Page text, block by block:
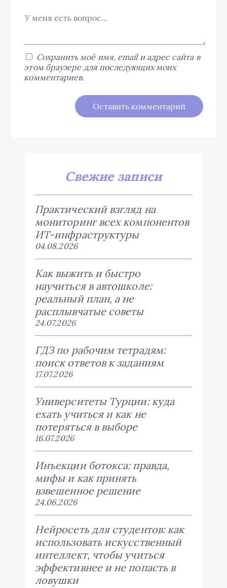
Сохранить моё имя, email и адрес сайта в
этом браузере для последующих моих
комментариев.
Свежие записи
Практический взгляд на
мониторинг всех компонентов
ИТ-инфраструктуры
04.08.2026
Как выжить и быстро
научиться в автошколе:
реальный план, а не
расплывчатые советы
24.07.2026
ГДЗ по рабочим тетрадям:
поиск ответов к заданиям
17.07.2026
Университеты Турции: куда
ехать учиться и как не
потеряться в выборе
16.07.2026
Инъекции ботокса: правда,
мифы и как принять
взвешенное решение
24.06.2026
Нейросеть для студентов: как
использовать искусственный
интеллект, чтобы учиться
эффективнее и не попасть в
ловушки